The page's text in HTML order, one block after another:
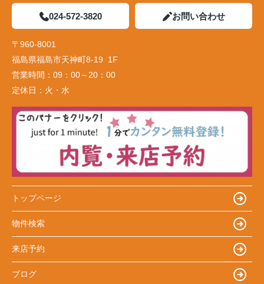
024-572-3820 お問い合わせ
〒960-8001
福島県福島市天神町8-19 1F
営業時間： 09：00～20：00
定休日： 火・水
トップページ
物件検索
来店予約
ブログ